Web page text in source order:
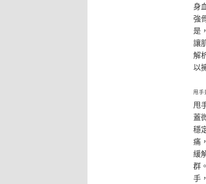
身
強
是
讓
解
以
甩手
甩
蓋
穩
痛
緩
群
手